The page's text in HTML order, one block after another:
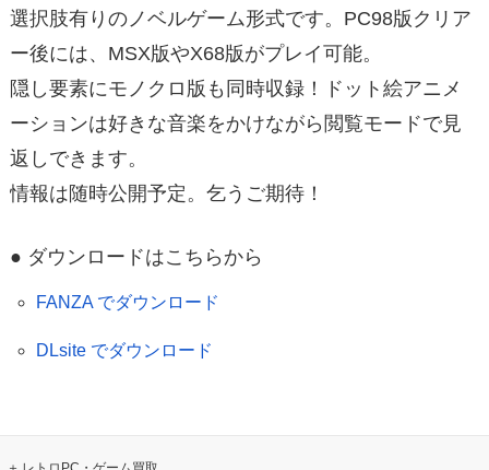
選択肢有りのノベルゲーム形式です。PC98版クリア
ー後には、MSX版やX68版がプレイ可能。
隠し要素にモノクロ版も同時収録！ドット絵アニメ
ーションは好きな音楽をかけながら閲覧モードで見
返しできます。
情報は随時公開予定。乞うご期待！
● ダウンロードはこちらから
FANZA でダウンロード
DLsite でダウンロード